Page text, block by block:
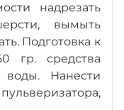
надрезать
вымыть
Подготовка к
гр. средства
Нанести